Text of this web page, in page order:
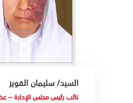
السيد/ سليمان القويز
نائب رئيس مجلس الإدارة –